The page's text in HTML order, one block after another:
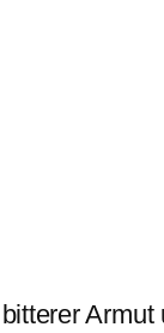
Armut